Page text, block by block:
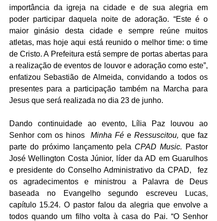
importância da igreja na cidade e de sua alegria em
poder participar daquela noite de adoração. “Este é o
maior ginásio desta cidade e sempre reúne muitos
atletas, mas hoje aqui está reunido o melhor time: o time
de Cristo. A Prefeitura está sempre de portas abertas para
a realização de eventos de louvor e adoração como este”,
enfatizou Sebastião de Almeida, convidando a todos os
presentes para a participação também na Marcha para
Jesus que será realizada no dia 23 de junho.
Dando continuidade ao evento, Lília Paz louvou ao
Senhor com os hinos
Minha Fé eRessuscitou,que faz
parte do próximo lançamento pela CPAD Music. Pastor
José Wellington Costa Júnior, líder da AD em Guarulhos
e presidente do Conselho Administrativo da CPAD, fez
os agradecimentos e ministrou a Palavra de Deus
baseada no Evangelho segundo escreveu Lucas,
capítulo 15.24. O pastor falou da alegria que envolve a
todos quando um filho volta à casa do Pai. “O Senhor